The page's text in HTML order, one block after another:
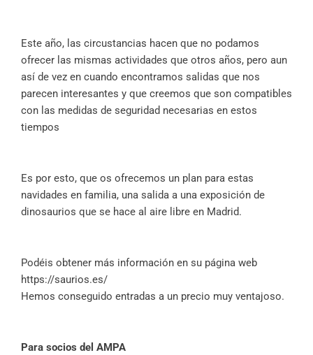
Este año, las circustancias hacen que no podamos
ofrecer las mismas actividades que otros años, pero aun
así de vez en cuando encontramos salidas que nos
parecen interesantes y que creemos que son compatibles
con las medidas de seguridad necesarias en estos
tiempos
Es por esto, que os ofrecemos un plan para estas
navidades en familia, una salida a una exposición de
dinosaurios que se hace al aire libre en Madrid.
Podéis obtener más información en su página web
https://saurios.es/
Hemos conseguido entradas a un precio muy ventajoso.
Para socios del AMPA